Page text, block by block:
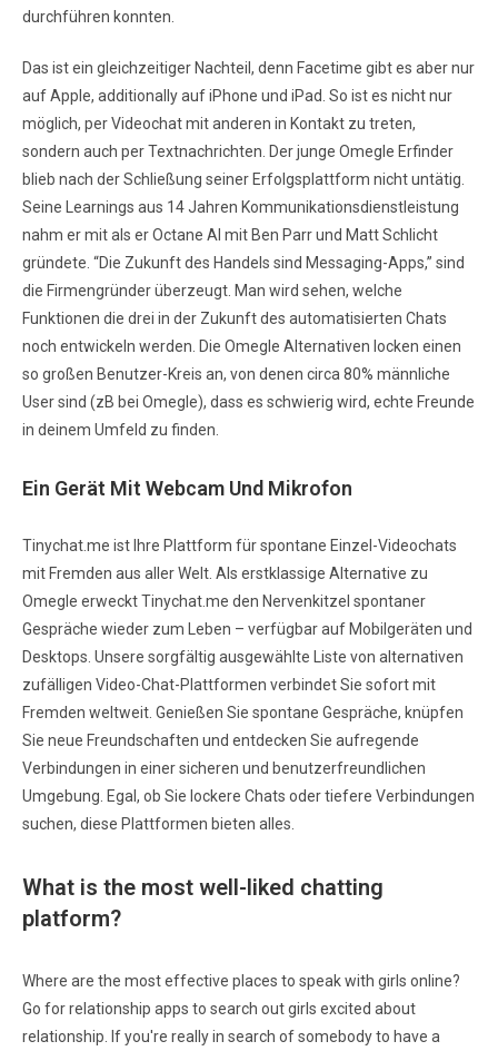
durchführen konnten.
Das ist ein gleichzeitiger Nachteil, denn Facetime gibt es aber nur
auf Apple, additionally auf iPhone und iPad. So ist es nicht nur
möglich, per Videochat mit anderen in Kontakt zu treten,
sondern auch per Textnachrichten. Der junge Omegle Erfinder
blieb nach der Schließung seiner Erfolgsplattform nicht untätig.
Seine Learnings aus 14 Jahren Kommunikationsdienstleistung
nahm er mit als er Octane AI mit Ben Parr und Matt Schlicht
gründete. “Die Zukunft des Handels sind Messaging-Apps,” sind
die Firmengründer überzeugt. Man wird sehen, welche
Funktionen die drei in der Zukunft des automatisierten Chats
noch entwickeln werden. Die Omegle Alternativen locken einen
so großen Benutzer-Kreis an, von denen circa 80% männliche
User sind (zB bei Omegle), dass es schwierig wird, echte Freunde
in deinem Umfeld zu finden.
Ein Gerät Mit Webcam Und Mikrofon
Tinychat.me ist Ihre Plattform für spontane Einzel-Videochats
mit Fremden aus aller Welt. Als erstklassige Alternative zu
Omegle erweckt Tinychat.me den Nervenkitzel spontaner
Gespräche wieder zum Leben – verfügbar auf Mobilgeräten und
Desktops. Unsere sorgfältig ausgewählte Liste von alternativen
zufälligen Video-Chat-Plattformen verbindet Sie sofort mit
Fremden weltweit. Genießen Sie spontane Gespräche, knüpfen
Sie neue Freundschaften und entdecken Sie aufregende
Verbindungen in einer sicheren und benutzerfreundlichen
Umgebung. Egal, ob Sie lockere Chats oder tiefere Verbindungen
suchen, diese Plattformen bieten alles.
What is the most well-liked chatting
platform?
Where are the most effective places to speak with girls online?
Go for relationship apps to search out girls excited about
relationship. If you're really in search of somebody to have a